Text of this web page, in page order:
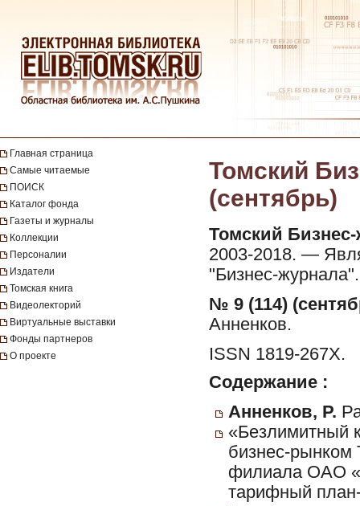
Главная страница
Самые читаемые
ПОИСК
Каталог фонда
Газеты и журналы
Коллекции
Персоналии
Издатели
Томская книга
Видеолекторий
Виртуальные выставки
Фонды партнеров
О проекте
Томский
(сентябрь)
Томский
2003-2018. —
"Бизнес-журнала".
№ 9 (114)
Анненков.
ISSN 1819-267X.
Содержание :
Анненков, Р.
«Безлимитный
бизнес-рынком
филиала ОАО
тарифный